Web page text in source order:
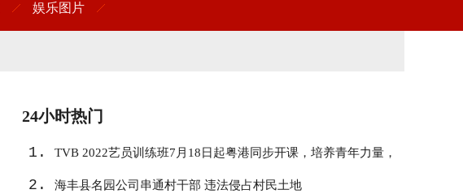
娱乐图片
24小时热门
1. TVB 2022艺员训练班7月18日起粤港同步开课，培养青年力量，
共谱影界未来
2. 海丰县名园公司串通村干部 违法侵占村民土地